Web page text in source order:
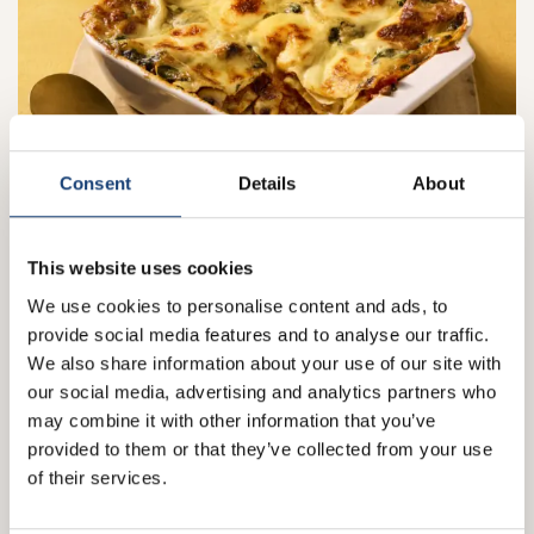
Consent Details About
This website uses cookies
We use cookies to personalise content and ads, to
provide social media features and to analyse our traffic.
We also share information about your use of our site with
our social media, advertising and analytics partners who
may combine it with other information that you’ve
provided to them or that they’ve collected from your use
of their services.
Over Besciamella sausmix
Wat is bechamelsaus?Besciamella of bechamel is een
romige witte saus, oorspronkelijk gemaakt van boter melk
en bloem, die soms nog op smaak wordt gebracht met
lekkere kruiden. Het is een essentiële basis waarmee je
jouw favoriete Italiaanse ovengerechten mee tot leven
brengt. Een Italiaanse ovenmaaltijd kan niet zonder! De